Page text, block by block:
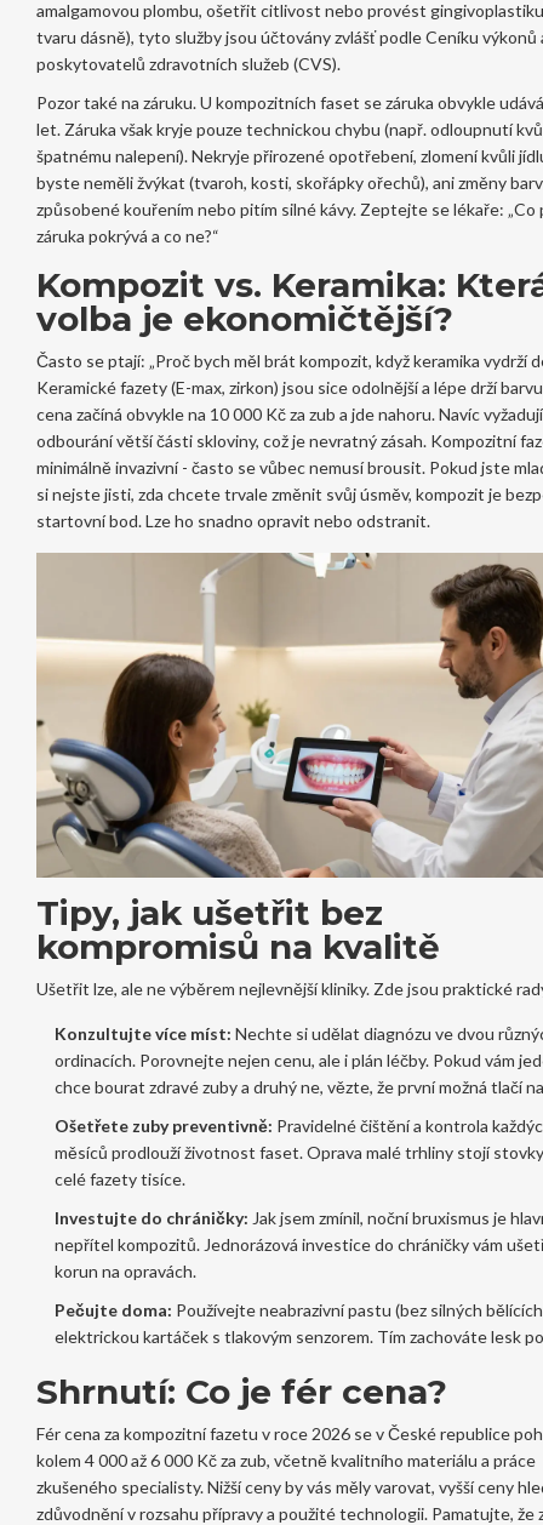
amalgamovou plombu, ošetřit citlivost nebo provést
tvaru dásně), tyto služby jsou účtovány zvlášť podle Ceníku výkonů
poskytovatelů zdravotních služeb (CVS).
Pozor také na záruku. U kompozitních faset se záruka obvykle
let. Záruka však kryje pouze technickou chybu (např. odloupnutí
špatnému nalepení). Nekryje přirozené opotřebení, zlomení kvůli
byste neměli žvýkat (tvaroh, kosti, skořápky ořechů), ani změny
způsobené kouřením nebo pitím silné kávy. Zeptejte se lékaře: „Co
záruka pokrývá a co ne?“
Kompozit vs. Keramika:
volba je ekonomičtější?
Často se ptají: „Proč bych měl brát kompozit, když keramika vydrží
Keramické fazety (E-max, zirkon) jsou sice odolnější a lépe drží
cena začíná obvykle na 10 000 Kč za zub a jde nahoru. Navíc vyžadují
odbourání větší části skloviny, což je nevratný zásah. Kompozitní
minimálně invazivní - často se vůbec nemusí brousit. Pokud jste
si nejste jisti, zda chcete trvale změnit svůj úsměv, kompozit je
startovní bod. Lze ho snadno opravit nebo odstranit.
Tipy, jak ušetřit bez
kompromisů na kvalitě
Ušetřit lze, ale ne výběrem nejlevnější kliniky. Zde jsou praktické
Konzultujte více míst: Nechte si udělat diagnózu ve dvou
ordinacích. Porovnejte nejen cenu, ale i plán léčby. Pokud vám
chce bourat zdravé zuby a druhý ne, vězte, že první možná tlačí
Ošetřete zuby preventivně: Pravidelné čištění a kontrola
měsíců prodlouží životnost faset. Oprava malé trhliny stojí
celé fazety tisíce.
Investujte do chráničky: Jak jsem zmínil, noční bruxismus je
nepřítel kompozitů. Jednorázová investice do chráničky vám
korun na opravách.
Pečujte doma: Používejte neabrazivní pastu (bez silných
elektrickou kartáček s tlakovým senzorem. Tím zachováte lesk
Shrnutí: Co je fér cena?
Fér cena za kompozitní fazetu v roce 2026 se v České republice
kolem 4 000 až 6 000 Kč za zub, včetně kvalitního materiálu a práce
zkušeného specialisty. Nižší ceny by vás měly varovat, vyšší ceny
zdůvodnění v rozsahu přípravy a použité technologii. Pamatujte, že